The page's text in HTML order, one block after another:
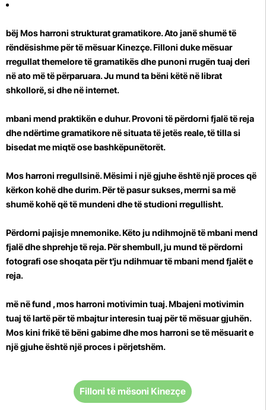
bëj Mos harroni strukturat gramatikore.Ato janë shumë të
rëndësishme për të mësuar Kinezçe. Filloni duke mësuar
rregullat themelore të gramatikës dhe punoni rrugën tuaj deri
në ato më të përparuara. Ju mund ta bëni këtë në librat
shkollorë, si dhe në internet.
mbani mend praktikën e duhur. Provoni të përdorni fjalë të reja
dhe ndërtime gramatikore në situata të jetës reale, të tilla si
bisedat me miqtë ose bashkëpunëtorët.
Mos harroni rregullsinë.Mësimi i një gjuhe është një proces që
kërkon kohë dhe durim. Për të pasur sukses, merrni sa më
shumë kohë që të mundeni dhe të studioni rregullisht.
Përdorni pajisje mnemonike.Këto ju ndihmojnë të mbani mend
fjalë dhe shprehje të reja. Për shembull, ju mund të përdorni
fotografi ose shoqata për t'ju ndihmuar të mbani mend fjalët e
reja.
më në fund , mos harroni motivimin tuaj. Mbajeni motivimin
tuaj të lartë për të mbajtur interesin tuaj për të mësuar gjuhën.
Mos kini frikë të bëni gabime dhe mos harroni se të mësuarit e
një gjuhe është një proces i përjetshëm.
Filloni të mësoni Kinezçe